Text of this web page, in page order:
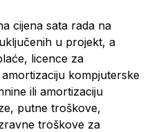
cijena sata rada na
u projekt, a
licence za
kompjuterske
ili amortizaciju
putne troškove,
troškove za